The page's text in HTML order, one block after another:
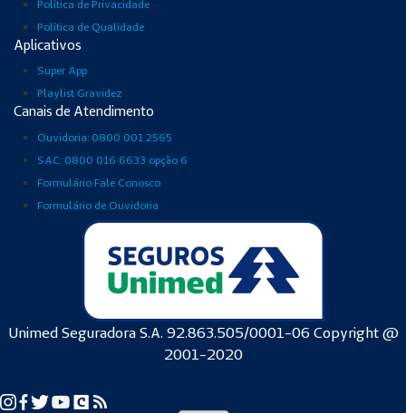
Política de Privacidade
Política de Qualidade
Aplicativos
Super App
Playlist Gravidez
Canais de Atendimento
Ouvidoria: 0800 001 2565
SAC: 0800 016 6633 opção 6
Formulário Fale Conosco
Formulário de Ouvidoria
Unimed Seguradora S.A. 92.863.505/0001-06 Copyright @
2001-2020